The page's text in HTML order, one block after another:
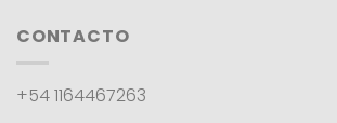
CONTACTO
+54 1164467263